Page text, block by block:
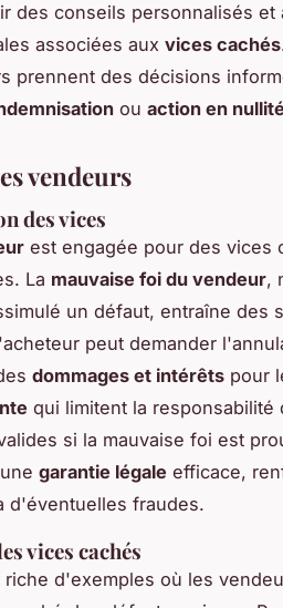
des conseils personnalisés et
associées aux vices cachés
prennent des décisions
ou action en nullité
vendeurs
des vices
est engagée pour des vices
La mauvaise foi du vendeur,
un défaut, entraîne des
peut demander
dommages et intérêts pour
qui limitent la responsabilité
si la mauvaise foi est
garantie légale efficace,
d'éventuelles fraudes.
vices cachés
riche d'exemples où les